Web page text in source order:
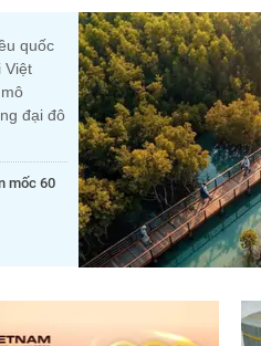
quốc
Việt
đại đô
mốc 60